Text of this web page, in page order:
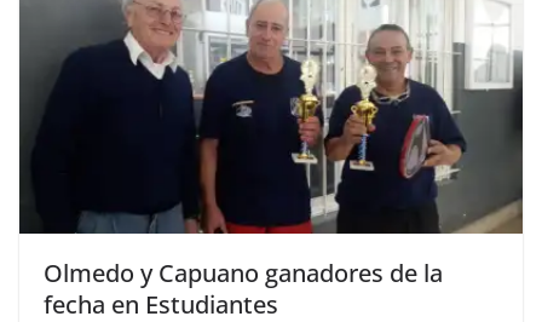
Olmedo y Capuano ganadores de la
fecha en Estudiantes